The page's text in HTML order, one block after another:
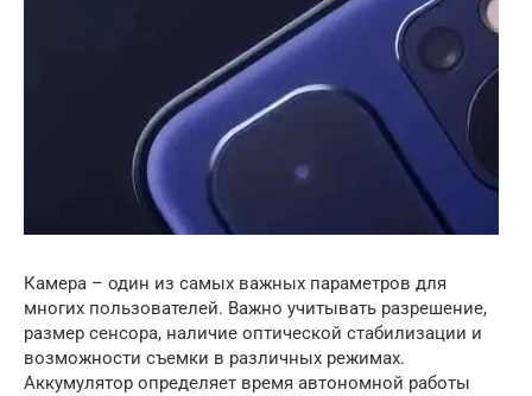
Камера – один из самых важных параметров для
многих пользователей. Важно учитывать разрешение,
размер сенсора, наличие оптической стабилизации и
возможности съемки в различных режимах.
Аккумулятор определяет время автономной работы